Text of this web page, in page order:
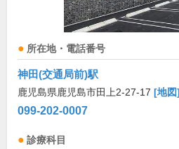
所在地・電話番号
神田(交通局前)駅
鹿児島県鹿児島市田上2-27-17 [地図]
099-202-0007
診療科目